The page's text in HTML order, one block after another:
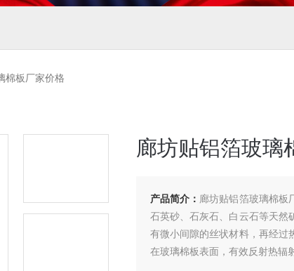
棉板厂家价格
廊坊贴铝箔玻璃
产品简介： 廊坊贴铝箔玻璃棉板
石英砂、石灰石、白云石等天然
有微小间隙的丝状材料，再经过
在玻璃棉板表面，有效反射热辐